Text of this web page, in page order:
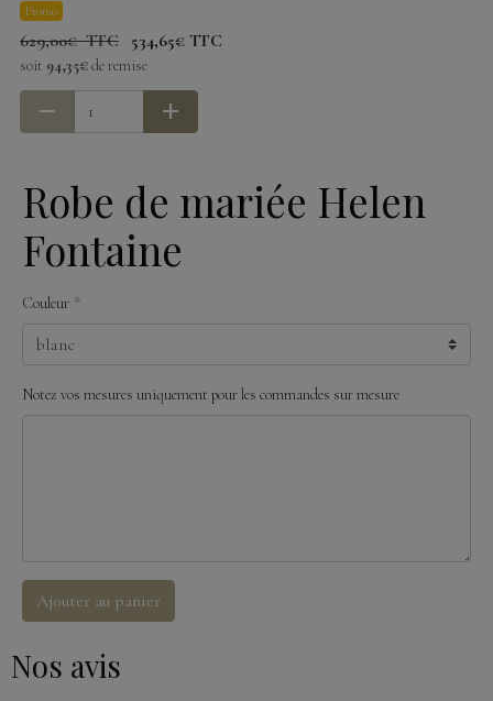
Promo
629,00€ TTC 534,65€ TTC
soit 94,35€de remise
Robe de mariée Helen
Fontaine
Couleur
Notez vos mesures uniquement pour les commandes sur mesure
Ajouter au panier
Nos avis